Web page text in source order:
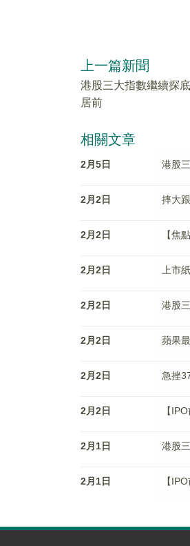
上一篇新聞
港股三大指數繼續探
居前
相關文章
2月5日 港股
2月2日 摔大
2月2日 【焦
2月2日 上市
2月2日 港股
2月2日 蘋果
2月2日 急挫
2月2日 【
2月1日 港股
2月1日 【